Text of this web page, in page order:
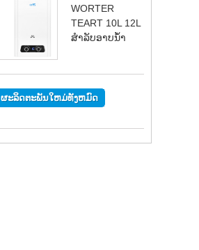
WORTER
TEART 10L 12L
ສໍາລັບອາບນ້ໍາ
ຜະລິດຕະພັນໃຫມ່ທັງຫມົດ